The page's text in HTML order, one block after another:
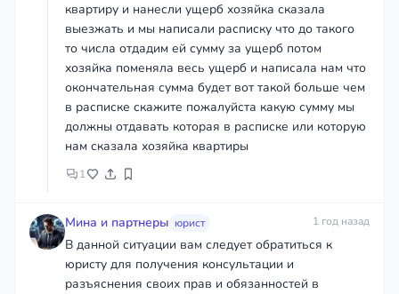
квартиру и нанесли ущерб хозяйка сказала
выезжать и мы написали расписку что до такого
то числа отдадим ей сумму за ущерб потом
хозяйка поменяла весь ущерб и написала нам что
окончательная сумма будет вот такой больше чем
в расписке скажите пожалуйста какую сумму мы
должны отдавать которая в расписке или которую
нам сказала хозяйка квартиры
1
Мина и партнеры юрист 1 год назад
В данной ситуации вам следует обратиться к
юристу для получения консультации и
разъяснения своих прав и обязанностей в